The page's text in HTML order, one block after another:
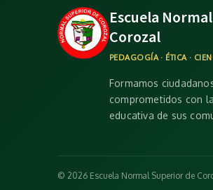
Escuela
Corozal
PEDAGOGÍA · ÉTICA ·
Formamos
comprometidos con
educativa de sus
© 2026 Escuela Normal Superior de